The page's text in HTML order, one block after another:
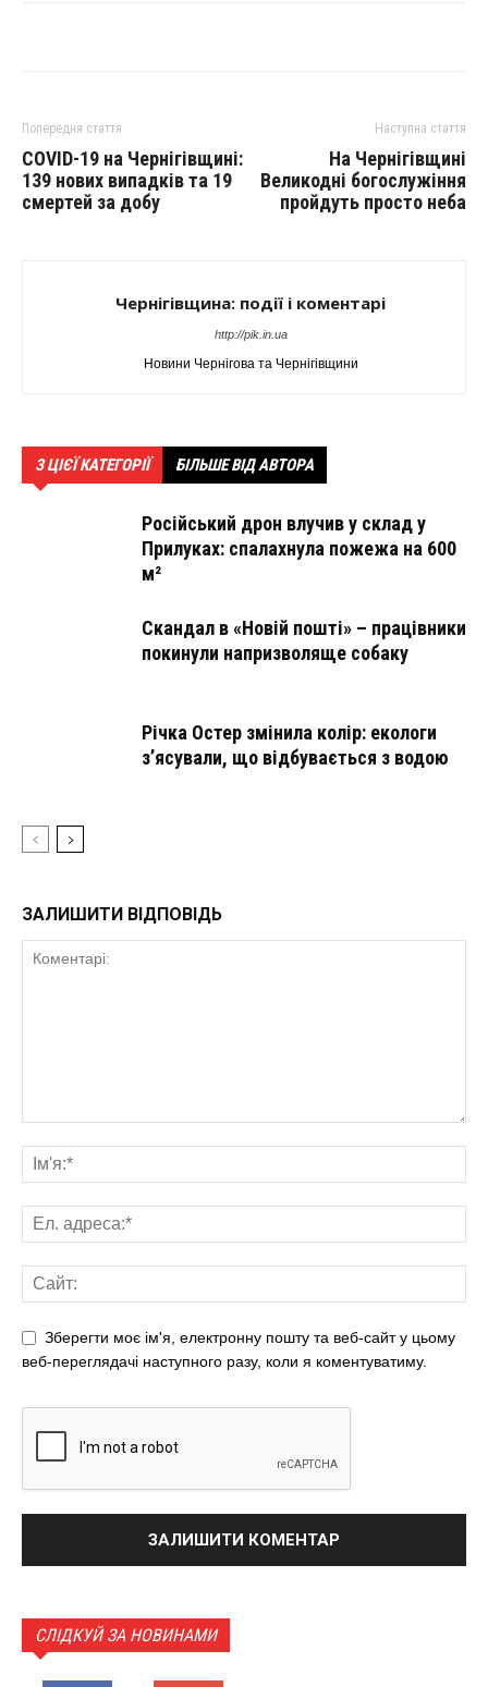
Попередня стаття
COVID-19 на Чернігівщині:
139 нових випадків та 19
смертей за добу
Наступна стаття
На Чернігівщині
Великодні богослужіння
пройдуть просто неба
Чернігівщина: події і коментарі
http://pik.in.ua
Новини Чернігова та Чернігівщини
З ЦІЄЇ КАТЕГОРІЇ БІЛЬШЕ ВІД АВТОРА
Російський дрон влучив у склад у
Прилуках: спалахнула пожежа на 600
м²
Скандал в «Новій пошті» – працівники
покинули напризволяще собаку
Річка Остер змінила колір: екологи
з’ясували, що відбувається з водою
ЗАЛИШИТИ ВІДПОВІДЬ
Зберегти моє ім'я, електронну пошту та веб-сайт у цьому
веб-переглядачі наступного разу, коли я коментуватиму.
СЛІДКУЙ ЗА НОВИНАМИ